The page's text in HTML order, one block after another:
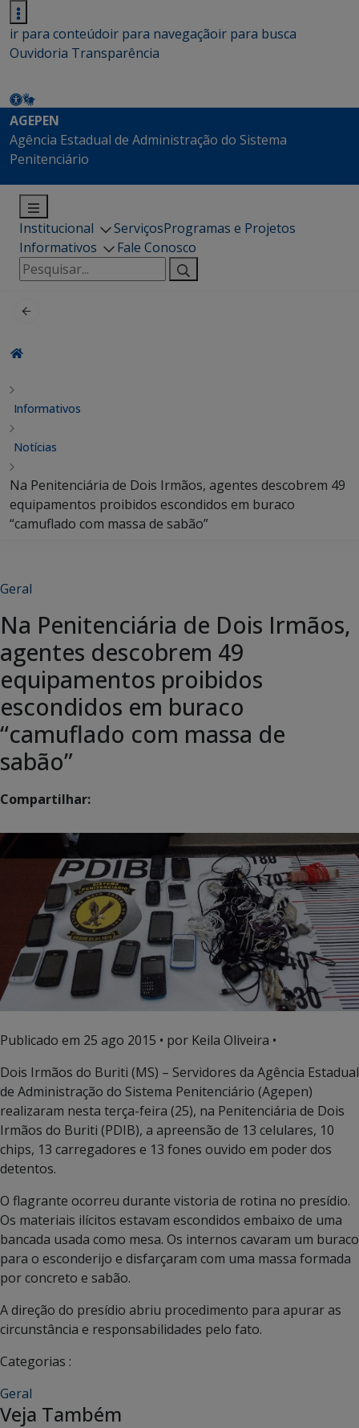
ir para conteúdoir para navegaçãoir para busca
Ouvidoria Transparência
AGEPEN
Agência Estadual de Administração do Sistema
Penitenciário
Institucional ServiçosProgramas e Projetos
Informativos
Fale Conosco
Pesquisar
por:
Informativos
Notícias
Na Penitenciária de Dois Irmãos, agentes descobrem 49
equipamentos proibidos escondidos em buraco
“camuflado com massa de sabão”
Geral
Na Penitenciária de Dois Irmãos,
agentes descobrem 49
equipamentos proibidos
escondidos em buraco
“camuflado com massa de
sabão”
Compartilhar:
Publicado em 25 ago 2015 • por Keila Oliveira •
Dois Irmãos do Buriti (MS) – Servidores da Agência Estadual
de Administração do Sistema Penitenciário (Agepen)
realizaram nesta terça-feira (25), na Penitenciária de Dois
Irmãos do Buriti (PDIB), a apreensão de 13 celulares, 10
chips, 13 carregadores e 13 fones ouvido em poder dos
detentos.
O flagrante ocorreu durante vistoria de rotina no presídio.
Os materiais ilícitos estavam escondidos embaixo de uma
bancada usada como mesa. Os internos cavaram um buraco
para o esconderijo e disfarçaram com uma massa formada
por concreto e sabão.
A direção do presídio abriu procedimento para apurar as
circunstância e responsabilidades pelo fato.
Categorias :
Geral
Veja Também